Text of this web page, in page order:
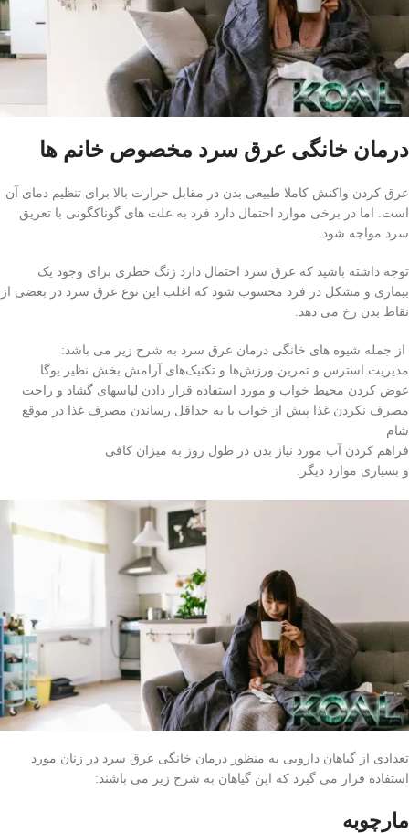
درمان خانگی عرق سرد مخصوص خانم ها
عرق کردن واکنش کاملا طبیعی بدن در مقابل حرارت بالا برای تنظیم دمای آن
است. اما در برخی موارد احتمال دارد فرد به علت های گوناکگونی با تعریق
سرد مواجه شود.
توجه داشته باشید که عرق سرد احتمال دارد زنگ خطری برای وجود یک
بیماری و مشکل در فرد محسوب شود که اغلب این نوع عرق سرد در بعضی از
نقاط بدن رخ می دهد.
از جمله شیوه های خانگی درمان عرق سرد به شرح زیر می باشد:
مدیریت استرس و تمرین ورزش‌ها و تکنیک‌های آرامش بخش نظیر یوگا
عوض کردن محیط خواب و مورد استفاده قرار دادن لباسهای گشاد و راحت
مصرف نکردن غذا پیش از خواب یا به حداقل رساندن مصرف غذا در موقع
شام
فراهم کردن آب مورد نیاز بدن در طول روز به میزان کافی
و بسیاری موارد دیگر.
تعدادی از گیاهان دارویی به منظور درمان خانگی عرق سرد در زنان مورد
استفاده قرار می گیرد که این گیاهان به شرح زیر می باشند:
مارچوبه